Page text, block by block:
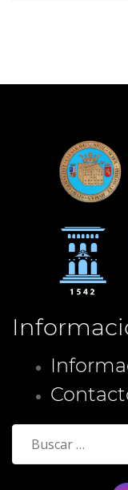
Buscar: